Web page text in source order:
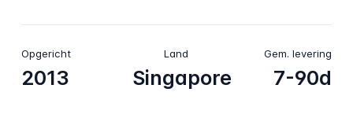
Opgericht
2013
Land
Singapore
Gem. levering
7-90d